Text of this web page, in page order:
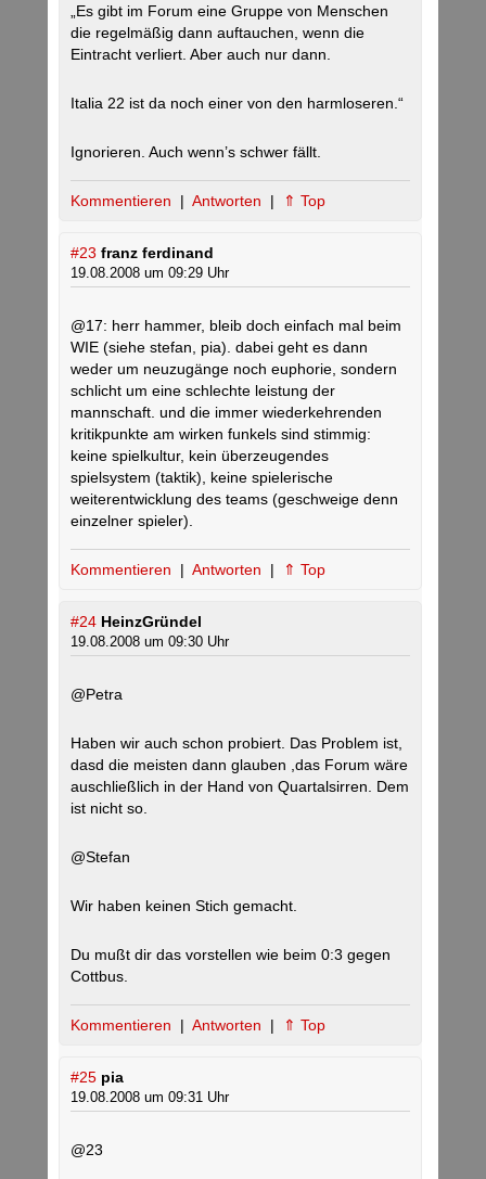
„Es gibt im Forum eine Gruppe von Menschen
die regelmäßig dann auftauchen, wenn die
Eintracht verliert. Aber auch nur dann.
Italia 22 ist da noch einer von den harmloseren.“
Ignorieren. Auch wenn’s schwer fällt.
Kommentieren | Antworten | ⇑ Top
#23 franz ferdinand
19.08.2008 um 09:29 Uhr
@17: herr hammer, bleib doch einfach mal beim
WIE (siehe stefan, pia). dabei geht es dann
weder um neuzugänge noch euphorie, sondern
schlicht um eine schlechte leistung der
mannschaft. und die immer wiederkehrenden
kritikpunkte am wirken funkels sind stimmig:
keine spielkultur, kein überzeugendes
spielsystem (taktik), keine spielerische
weiterentwicklung des teams (geschweige denn
einzelner spieler).
Kommentieren | Antworten | ⇑ Top
#24 HeinzGründel
19.08.2008 um 09:30 Uhr
@Petra
Haben wir auch schon probiert. Das Problem ist,
dasd die meisten dann glauben ,das Forum wäre
auschließlich in der Hand von Quartalsirren. Dem
ist nicht so.
@Stefan
Wir haben keinen Stich gemacht.
Du mußt dir das vorstellen wie beim 0:3 gegen
Cottbus.
Kommentieren | Antworten | ⇑ Top
#25 pia
19.08.2008 um 09:31 Uhr
@23